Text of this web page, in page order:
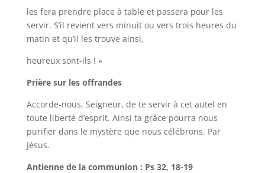
les fera prendre place à table et passera pour les
servir. S’il revient vers minuit ou vers trois heures du
matin et qu’il les trouve ainsi,
heureux sont-ils ! »
Prière sur les offrandes
Accorde-nous, Seigneur, de te servir à cet autel en
toute liberté d’esprit. Ainsi ta grâce pourra nous
purifier dans le mystère que nous célébrons. Par
Jésus.
Antienne de la communion : Ps 32, 18-19